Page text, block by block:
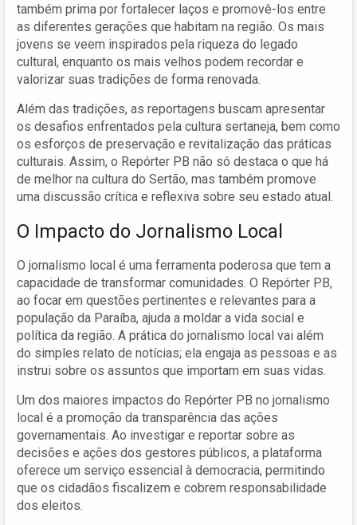
também prima por fortalecer laços e promovê-los entre
as diferentes gerações que habitam na região. Os mais
jovens se veem inspirados pela riqueza do legado
cultural, enquanto os mais velhos podem recordar e
valorizar suas tradições de forma renovada.
Além das tradições, as reportagens buscam apresentar
os desafios enfrentados pela cultura sertaneja, bem como
os esforços de preservação e revitalização das práticas
culturais. Assim, o Repórter PB não só destaca o que há
de melhor na cultura do Sertão, mas também promove
uma discussão crítica e reflexiva sobre seu estado atual.
O Impacto do Jornalismo Local
O jornalismo local é uma ferramenta poderosa que tem a
capacidade de transformar comunidades. O Repórter PB,
ao focar em questões pertinentes e relevantes para a
população da Paraíba, ajuda a moldar a vida social e
política da região. A prática do jornalismo local vai além
do simples relato de notícias; ela engaja as pessoas e as
instrui sobre os assuntos que importam em suas vidas.
Um dos maiores impactos do Repórter PB no jornalismo
local é a promoção da transparência das ações
governamentais. Ao investigar e reportar sobre as
decisões e ações dos gestores públicos, a plataforma
oferece um serviço essencial à democracia, permitindo
que os cidadãos fiscalizem e cobrem responsabilidade
dos eleitos.